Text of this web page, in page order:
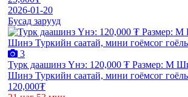
2026-01-20
Бусад зарууд
3
Турк даашинз Үнэ: 120,000 ₮ Размер: M
Шинэ Туркийн саатай, мини гоёмсог
120,000₮